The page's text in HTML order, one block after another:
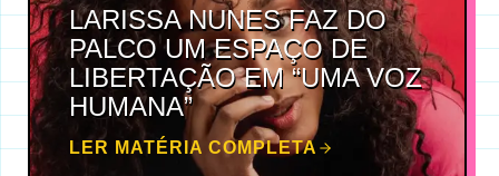
LARISSA NUNES FAZ DO
PALCO UM ESPAÇO DE
LIBERTAÇÃO EM “UMA VOZ
HUMANA”
LER MATÉRIA COMPLETA